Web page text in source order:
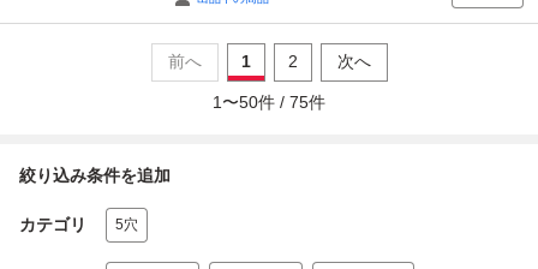
前へ 1 2 次へ
1 〜50件 / 75件
絞り込み条件を追加
カテゴリ 5穴